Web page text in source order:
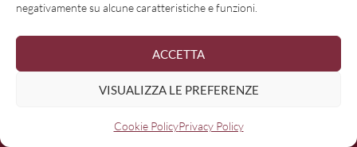
negativamente su alcune caratteristiche e funzioni.
ACCETTA
VISUALIZZA LE PREFERENZE
Cookie PolicyPrivacy Policy